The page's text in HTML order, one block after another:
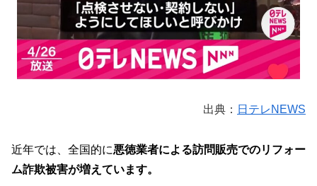
出典： 日テレNEWS
近年では、全国的に悪徳業者による訪問販売でのリフォー
ム詐欺被害が増えています。